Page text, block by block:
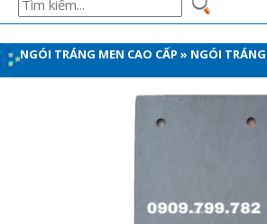
NGÓI TRÁNG MEN CAO CẤP » NGÓI